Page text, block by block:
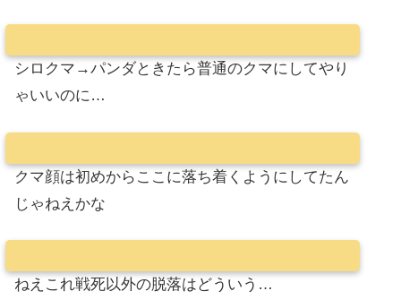
シロクマ→パンダときたら普通のクマにしてやり
ゃいいのに…
クマ顔は初めからここに落ち着くようにしてたん
じゃねえかな
ねえこれ戦死以外の脱落はどういう…